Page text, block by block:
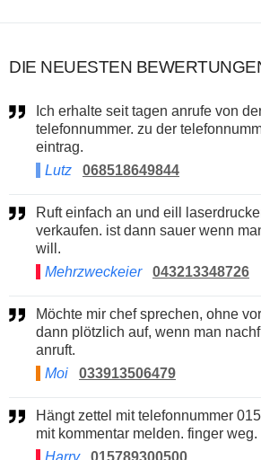
DIE NEUESTEN
telefonnummer. zu der
eintrag.
Lutz
068518649844
Ruft einfach an und eill laserdrucker am telefon
verkaufen. ist dann sauer wenn
will.
Mehrzweckeier
043213348726
Möchte mir chef sprechen, ohne vorstellung und co. legt
dann plötzlich auf, wenn man
anruft.
Moi
033913506479
Hängt zettel mit telefonnummer 015789300500 an wagen
mit kommentar melden. finger
Harry
015789300500